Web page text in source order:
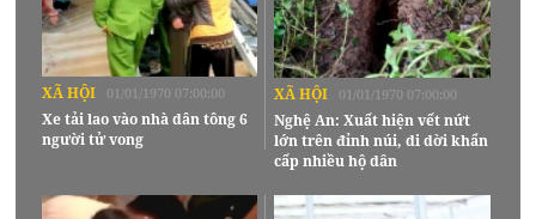
XÃ HỘI 01/01/1970 07:00:00
Xe tải lao vào nhà dân tông 6
người tử vong
XÃ HỘI 01/01/1970 07:00:00
Nghệ An: Xuất hiện vết nứt
lớn trên đỉnh núi, di dời khẩn
cấp nhiều hộ dân